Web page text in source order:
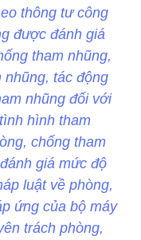
thông tư công
được đánh giá
tham nhũng,
nhũng, tác động
nhũng đối với
hình tham
chống tham
giá mức độ
luật về phòng,
ứng của bộ máy
trách phòng,